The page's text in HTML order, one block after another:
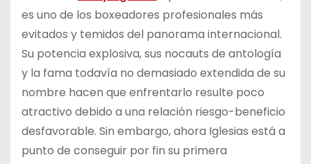
es uno de los boxeadores profesionales más
evitados y temidos del panorama internacional.
Su potencia explosiva, sus nocauts de antología
y la fama todavía no demasiado extendida de su
nombre hacen que enfrentarlo resulte poco
atractivo debido a una relación riesgo-beneficio
desfavorable. Sin embargo, ahora Iglesias está a
punto de conseguir por fin su primera